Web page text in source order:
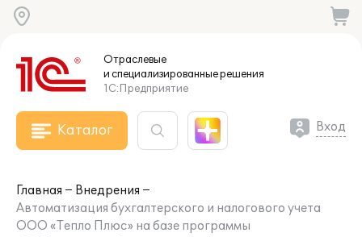
Отраслевые
и специализированныерешения
1С:Предприятие
Каталог Вход
Главная
Внедрения
Автоматизация бухгалтерского и налогового учета
ООО «Тепло Плюс» на базе программы